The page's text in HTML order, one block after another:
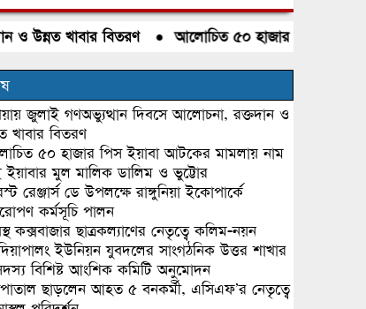
খাবার বিতরণ●আলোচিত ৫০ হাজার পিস ইয়াবা
জুলাই গণঅভ্যুত্থান দিবসে আলোচনা, রক্তদান ও
খাবার বিতরণ
৫০ হাজার পিস ইয়াবা আটকের মামলায় নাম
ইয়াবার মুল মালিক ডালিম ও ভুট্টোর
রেঞ্জার্স ডে উপলক্ষে রাঙ্গুনিয়া ইকোপার্কে
কর্মসূচি পালন
কক্সবাজার ছাত্রকল্যাণের নেতৃত্বে কলিম-নয়ন
ইউনিয়ন যুবদলের সাংগঠনিক উত্তর শাখার
বিশিষ্ট আংশিক কমিটি অনুমোদন
ছাড়লেন আহত ৫ বনকর্মী, এসিএফ’র নেতৃত্বে